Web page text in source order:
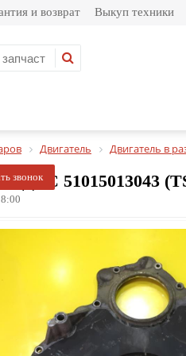
и возврат Выкуп техники
звонок
Двигатель Двигатель в
ДВС 51015013043